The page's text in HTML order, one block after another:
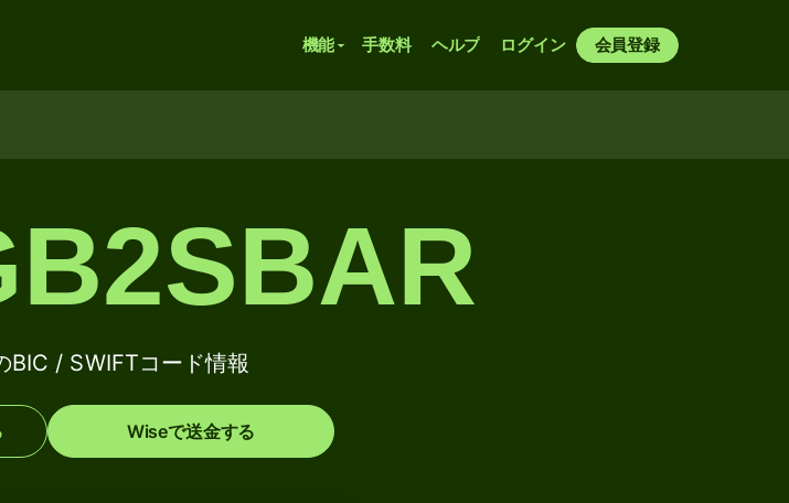
機能 手数料 ヘルプ ログイン 会員登録
BIC / SWIFTコード情報
Wiseで送金する